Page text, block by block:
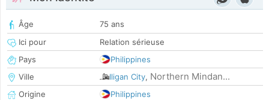
Âge
75 ans
Ici pour
Relation sérieuse
Pays
Philippines
Ville
Iligan City, Northern Mindan...
Origine
Philippines